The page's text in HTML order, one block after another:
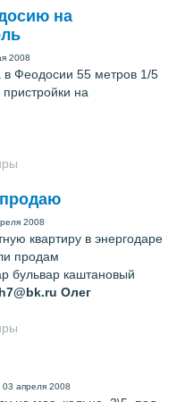
на
2008
в Феодосии 55 метров 1/5
на
2008
квартиру в энергодаре
продам
бульвар каштановый
Олег
03 апреля 2008